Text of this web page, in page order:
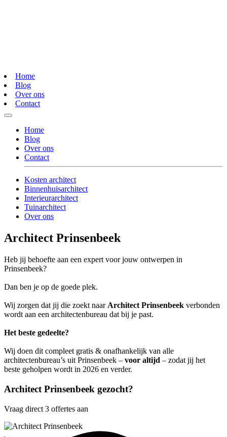
Home
Blog
Over ons
Contact
Home
Blog
Over ons
Contact
Kosten architect
Binnenhuisarchitect
Interieurarchitect
Tuinarchitect
Over ons
Architect Prinsenbeek
Heb jij behoefte aan een expert voor jouw ontwerpen in
Prinsenbeek?
Dan ben je op de goede plek.
Wij zorgen dat jij die zoekt naar Architect Prinsenbeek verbonden
wordt aan een architectenbureau dat bij je past.
Het beste gedeelte?
Wij doen dit compleet gratis & onafhankelijk van alle
architectenbureau’s uit Prinsenbeek – voor altijd – zodat jij het
beste geholpen wordt in 2026 en verder.
Architect Prinsenbeek gezocht?
Vraag direct 3 offertes aan